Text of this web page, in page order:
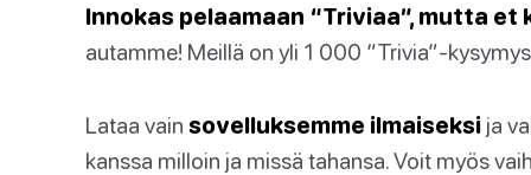
Innokas pelaamaan “Triviaa”, mutta
autamme! Meillä on yli 1 000 “Trivia”-
Lataa vain sovelluksemme ilmaiseksi ja
kanssa milloin ja missä tahansa. Voit myös